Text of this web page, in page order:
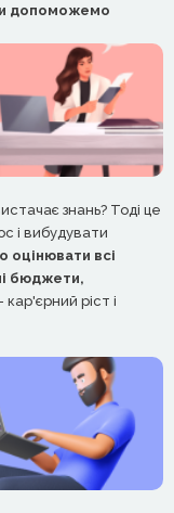
допоможемо
знань? Тоді це
і вибудувати
оцінювати всі
бюджети,
кар'єрний ріст і